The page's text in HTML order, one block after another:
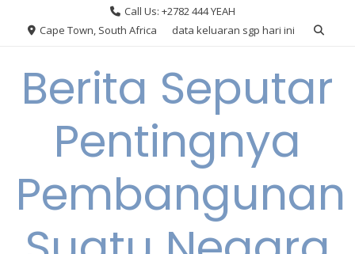
Call Us: +2782 444 YEAH
Cape Town, South Africa
data keluaran sgp hari ini
Berita Seputar
Pentingnya
Pembangunan